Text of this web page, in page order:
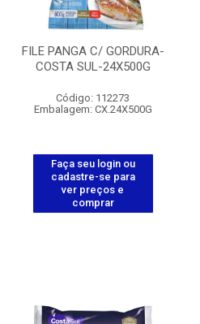
FILE PANGA C/ GORDURA-
COSTA SUL-24X500G
Código: 112273
Embalagem: CX.24X500G
Faça seu login ou
cadastre-se para
ver preços e
comprar